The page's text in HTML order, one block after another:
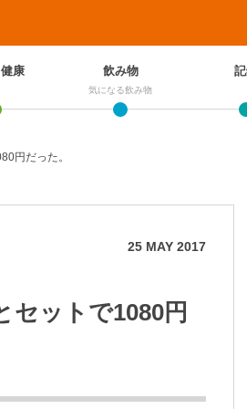
康 飲み物
気になる飲み物
円だった。
25 MAY 2017
ットで1080円